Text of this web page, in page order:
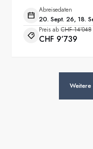
Abreisedaten
20. Sept. 26, 18.
Preis ab CHF 14’048
CHF 9’739
Weitere